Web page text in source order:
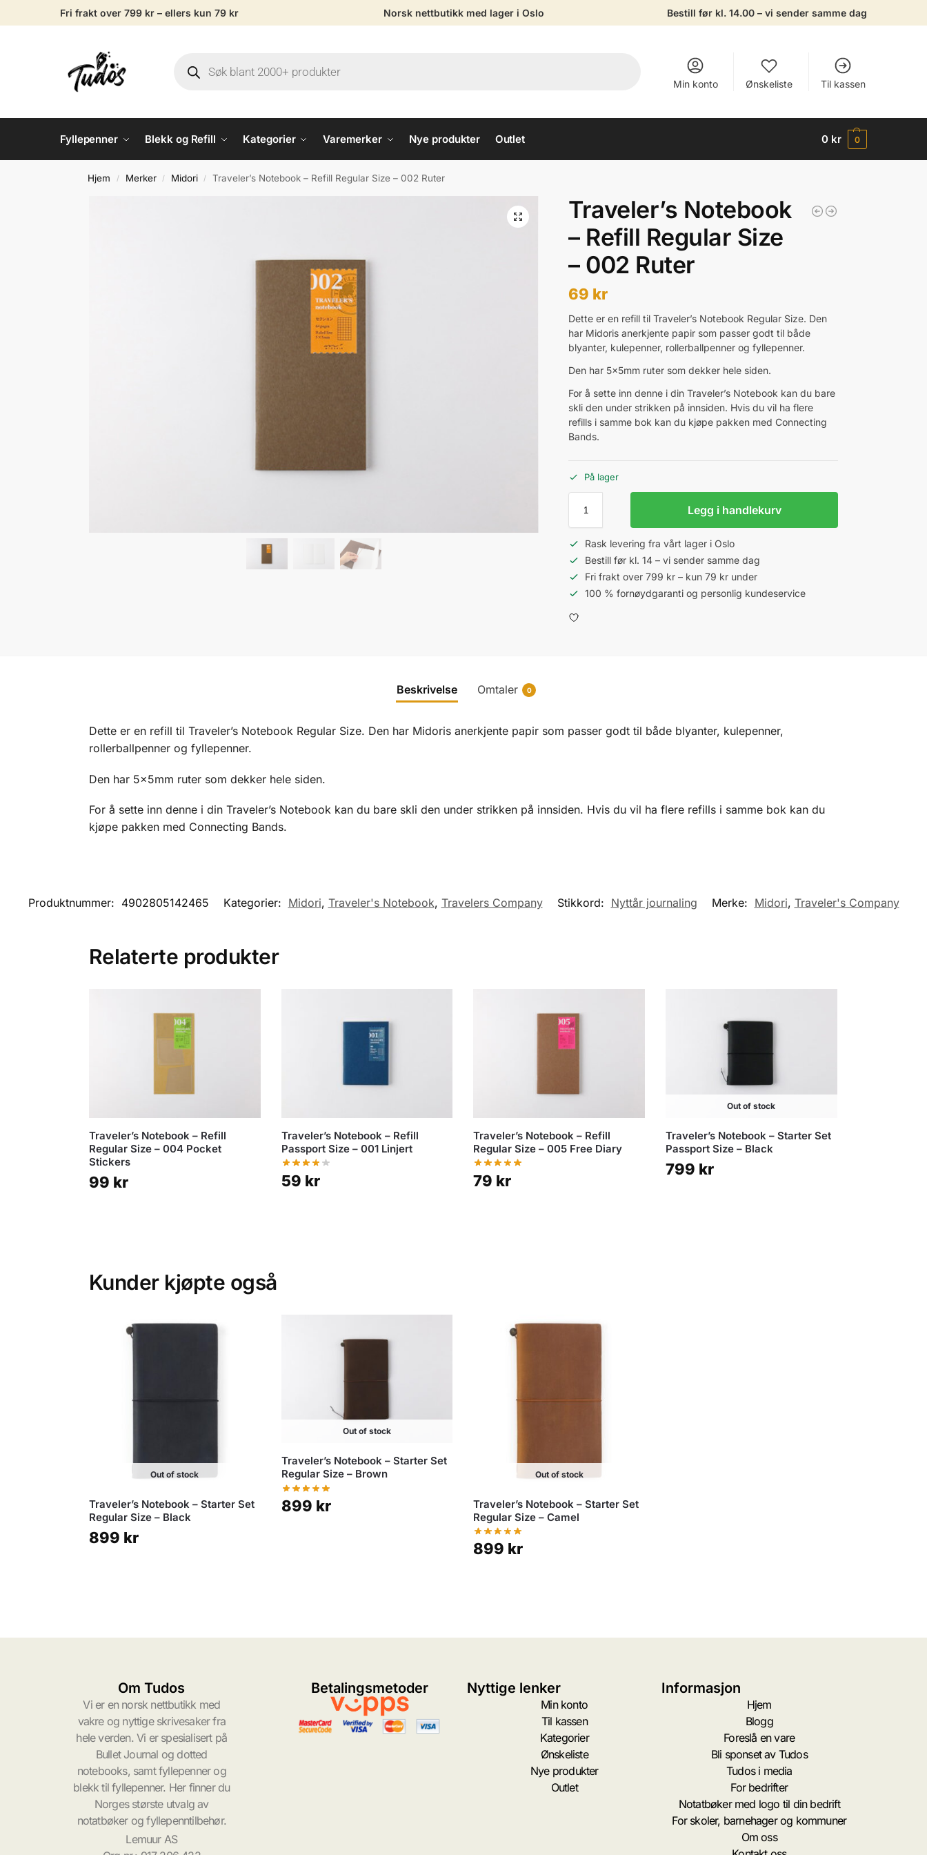
Fri frakt over 799 kr – ellers kun 79 kr Norsk nettbutikk med lager i Oslo Bestill før kl. 14.00 – vi sender samme dag
Min konto Ønskeliste Til kassen
Fyllepenner Blekk og Refill Kategorier Varemerker Nye produkter Outlet 0 kr 0
Hjem / Merker / Midori / Traveler’s Notebook – Refill Regular Size – 002 Ruter
Traveler’s Notebook
– Refill Regular Size
– 002 Ruter
69 kr
Dette er en refill til Traveler’s Notebook Regular Size. Den
har Midoris anerkjente papir som passer godt til både
blyanter, kulepenner, rollerballpenner og fyllepenner.
Den har 5x5mm ruter som dekker hele siden.
For å sette inn denne i din Traveler’s Notebook kan du bare
skli den under strikken på innsiden. Hvis du vil ha flere
refills i samme bok kan du kjøpe pakken med Connecting
Bands.
På lager
Legg i handlekurv
Rask levering fra vårt lager i Oslo
Bestill før kl. 14 – vi sender samme dag
Fri frakt over 799 kr – kun 79 kr under
100 % fornøydgaranti og personlig kundeservice
Beskrivelse Omtaler 0
Dette er en refill til Traveler’s Notebook Regular Size. Den har Midoris anerkjente papir som passer godt til både blyanter, kulepenner,
rollerballpenner og fyllepenner.
Den har 5x5mm ruter som dekker hele siden.
For å sette inn denne i din Traveler’s Notebook kan du bare skli den under strikken på innsiden. Hvis du vil ha flere refills i samme bok kan du
kjøpe pakken med Connecting Bands.
Produktnummer: 4902805142465 Kategorier: Midori, Traveler's Notebook, Travelers Company Stikkord: Nyttår journaling Merke: Midori, Traveler's Company
Relaterte produkter
Traveler’s Notebook – Refill
Regular Size – 004 Pocket
Stickers
99 kr
Traveler’s Notebook – Refill
Passport Size – 001 Linjert
59 kr
Traveler’s Notebook – Refill
Regular Size – 005 Free Diary
79 kr
Out of stock
Traveler’s Notebook – Starter Set
Passport Size – Black
799 kr
Kunder kjøpte også
Out of stock
Traveler’s Notebook – Starter Set
Regular Size – Black
899 kr
Out of stock
Traveler’s Notebook – Starter Set
Regular Size – Brown
899 kr
Out of stock
Traveler’s Notebook – Starter Set
Regular Size – Camel
899 kr
Om Tudos
Vi er en norsk nettbutikk med
vakre og nyttige skrivesaker fra
hele verden. Vi er spesialisert på
Bullet Journal og dotted
notebooks, samt fyllepenner og
blekk til fyllepenner. Her finner du
Norges største utvalg av
notatbøker og fyllepenntilbehør.
Lemuur AS
Betalingsmetoder Nyttige lenker
Min konto
Til kassen
Kategorier
Ønskeliste
Nye produkter
Outlet
Informasjon
Hjem
Blogg
Foreslå en vare
Bli sponset av Tudos
Tudos i media
For bedrifter
Notatbøker med logo til din bedrift
For skoler, barnehager og kommuner
Om oss